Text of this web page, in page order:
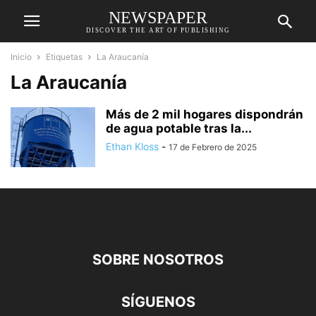
NEWSPAPER
DISCOVER THE ART OF PUBLISHING
Inicio Etiquetas La Araucanía
La Araucanía
Más de 2 mil hogares dispondrán
de agua potable tras la...
Ethan Kloss - 17 de Febrero de 2025
SOBRE NOSOTROS
SÍGUENOS